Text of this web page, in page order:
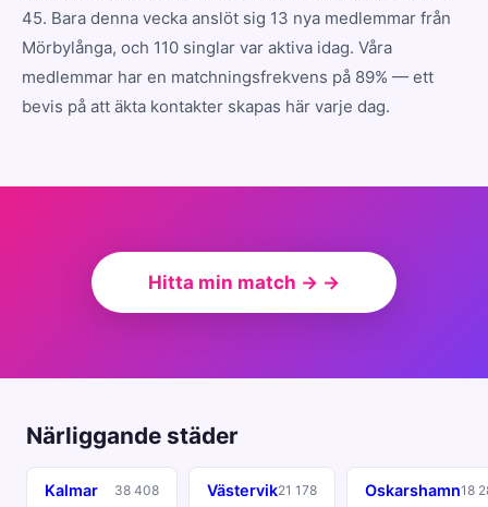
45. Bara denna vecka anslöt sig 13 nya medlemmar från
Mörbylånga, och 110 singlar var aktiva idag. Våra
medlemmar har en matchningsfrekvens på 89% — ett
bevis på att äkta kontakter skapas här varje dag.
Hitta min match → →
Närliggande städer
Kalmar 38 408 Västervik21 178 Oskarshamn18